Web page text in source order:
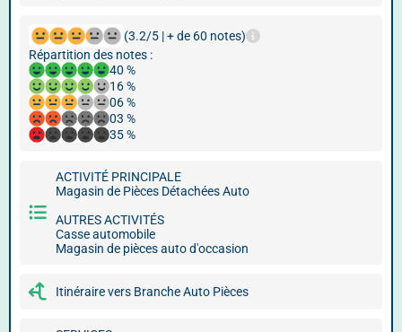
(3.2/5 | + de 60 notes)
Répartition des notes :
40 %
16 %
06 %
03 %
35 %
ACTIVITÉ PRINCIPALE
Magasin de Pièces Détachées Auto
AUTRES ACTIVITÉS
Casse automobile
Magasin de pièces auto d'occasion
Itinéraire vers Branche Auto Pièces